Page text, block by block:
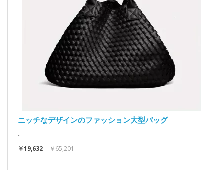
ニッチなデザインのファッション大型バッグ
..
￥19,632
￥65,201